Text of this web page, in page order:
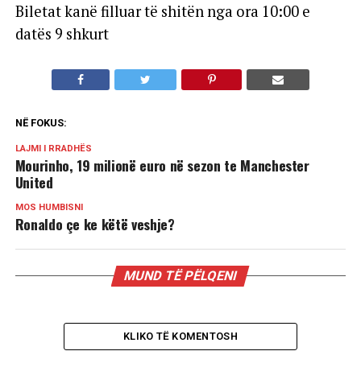
Biletat kanë filluar të shitën nga ora 10:00 e
datës 9 shkurt
NË FOKUS:
LAJMI I RRADHËS
Mourinho, 19 milionë euro në sezon te Manchester
United
MOS HUMBISNI
Ronaldo çe ke këtë veshje?
MUND TË PËLQENI
KLIKO TË KOMENTOSH